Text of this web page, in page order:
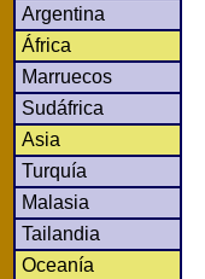
Argentina
África
Marruecos
Sudáfrica
Asia
Turquía
Malasia
Tailandia
Oceanía